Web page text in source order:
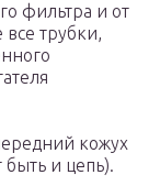
фильтра и от
трубки,
кожух
и цепь).